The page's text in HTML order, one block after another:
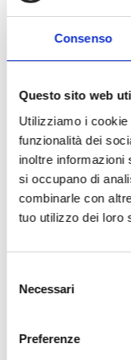
Consenso
Questo sito web
Utilizziamo i
funzionalità dei
inoltre informazioni
si occupano di
combinarle con
tuo utilizzo dei loro
delNecessari
Preferenze
sul browser. Puoi
browser. Facendo
che tu non abbia
Il sito e relativi
cookie:
Navigazione
navigazione e
può essere che
funzionalità o che
questi cookies
l’utilizzo del sito